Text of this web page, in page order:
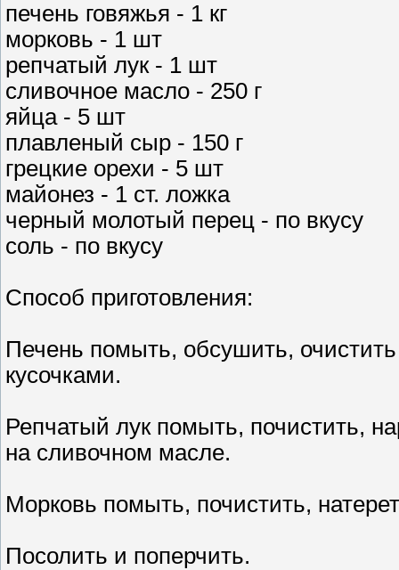
печень говяжья - 1 кг
морковь - 1 шт
репчатый лук - 1 шт
сливочное масло - 250 г
яйца - 5 шт
плавленый сыр - 150 г
грецкие орехи - 5 шт
майонез - 1 ст. ложка
черный молотый перец - по вкусу
соль - по вкусу
Способ приготовления:
Печень помыть, обсушить,
кусочками.
Репчатый лук помыть, почистить,
на сливочном масле.
Морковь помыть, почистить,
Посолить и поперчить.